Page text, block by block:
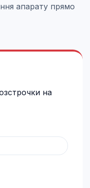
апарату прямо
на